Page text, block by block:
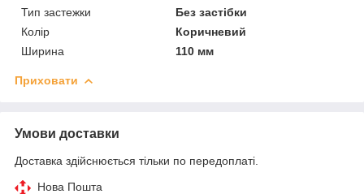
Тип застежки
Без застібки
Колір
Коричневий
Ширина
110 мм
Приховати
Умови доставки
Доставка здійснюється тільки по передоплаті.
Нова Пошта